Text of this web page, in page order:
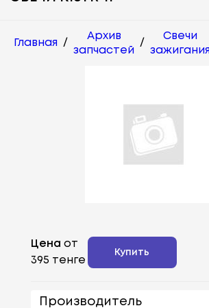
Главная /
Архив
запчастей
/
Свечи
зажигания
Цена от
395 тенге
Купить
Производитель